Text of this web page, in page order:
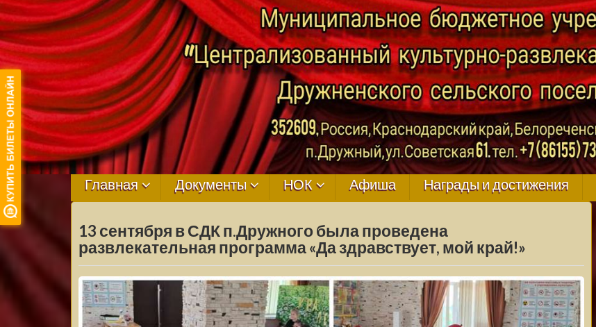
МБУ ЦКРЦ
ДРУЖНЕНСКОГО
СЕЛЬСКОГО
ПОСЕЛЕНИЯ
Главная Документы НОК Афиша Награды и достижения
13 сентября в СДК п.Дружного была проведена
развлекательная программа «Да здравствует, мой край!»